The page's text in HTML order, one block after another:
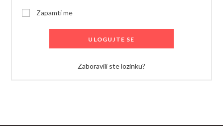
Zapamti me
ULOGUJTE SE
Zaboravili ste lozinku?